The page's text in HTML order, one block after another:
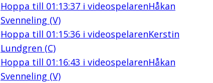
Hoppa till 01:13:37i videospelarenHåkan
Svenneling (V)
Hoppa till 01:15:36i videospelarenKerstin
Lundgren (C)
Hoppa till 01:16:43 i videospelarenHåkan
Svenneling (V)